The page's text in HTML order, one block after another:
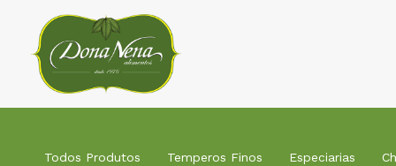
conteúdo
Todos Produtos Temperos Finos Especiarias